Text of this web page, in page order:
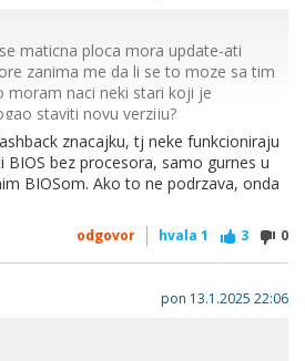
maticna ploca mora update-ati
zanima me da li se to moze sa tim
moram naci neki stari koji je
staviti novu verziju?
uci u bios bez odgovarajuceg
znacajku, tj neke funkcioniraju
bez procesora, samo gurnes u
BIOSom. Ako to ne podrzava, onda
odgovor hvala 1 3 0
pon 13.1.2025 22:06